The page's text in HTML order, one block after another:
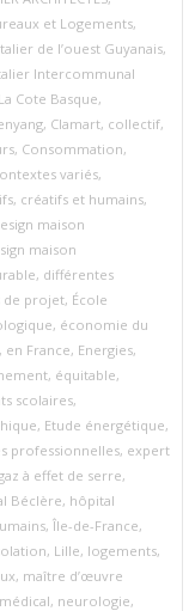
et Logements,
de l’ouest Guyanais,
Intercommunal
Cote Basque,
, Clamart, collectif,
, Consommation,
variés,
, créatifs et humains,
maison
maison
, différentes
de projet, École
, économie du
, en France, Energies,
, équitable,
scolaires,
, Etude énergétique,
professionnelles, expert
à effet de serre,
Béclère, hôpital
, Île-de-France,
, Lille, logements,
, maître d’œuvre
médical, neurologie,